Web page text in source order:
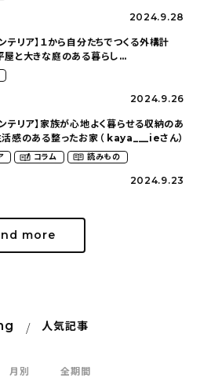
2024.9.28
テリア】１から自分たちでつくる外構計
屋と大きな庭のある暮らし
さん）
2024.9.26
テリア】家族が心地よく暮らせる収納のあ
活感のある整ったお家（ kaya___ieさん）
コラム 読みもの
2024.9.23
more
人気記事
月別 全期間